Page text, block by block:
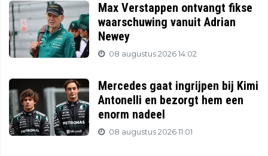
Max Verstappen ontvangt fikse
waarschuwing vanuit Adrian
Newey
08 augustus 2026 14:02
Mercedes gaat ingrijpen bij Kimi
Antonelli en bezorgt hem een
enorm nadeel
08 augustus 2026 11:01